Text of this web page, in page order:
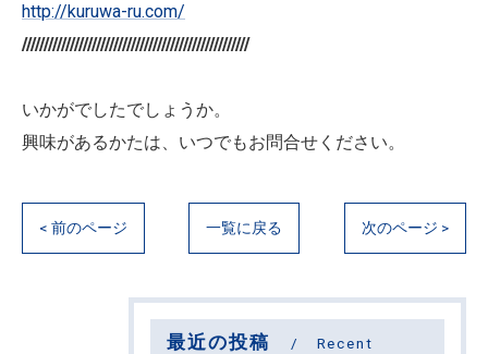
http://kuruwa-ru.com/
////////////////////////////////////////////////////
いかがでしたでしょうか。
興味があるかたは、いつでもお問合せください。
< 前のページ 一覧に戻る 次のページ >
最近の投稿
Recent